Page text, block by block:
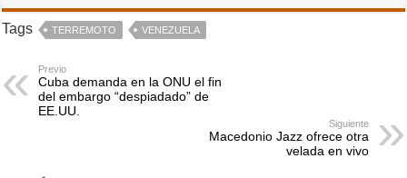
Tags TERREMOTO VENEZUELA
Previo
Cuba demanda en la ONU el fin
del embargo “despiadado” de
EE.UU.
Siguiente
Macedonio Jazz ofrece otra
velada en vivo